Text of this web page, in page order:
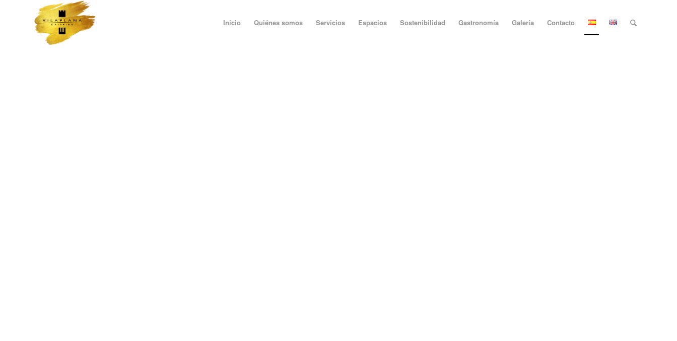
Inicio Quiénes somos Servicios Espacios Sostenibilidad Gastronomía Galería Contacto